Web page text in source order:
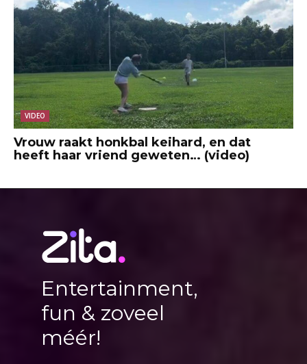
VIDEO
Vrouw raakt honkbal keihard, en dat
heeft haar vriend geweten… (video)
Entertainment,
fun & zoveel
méér!